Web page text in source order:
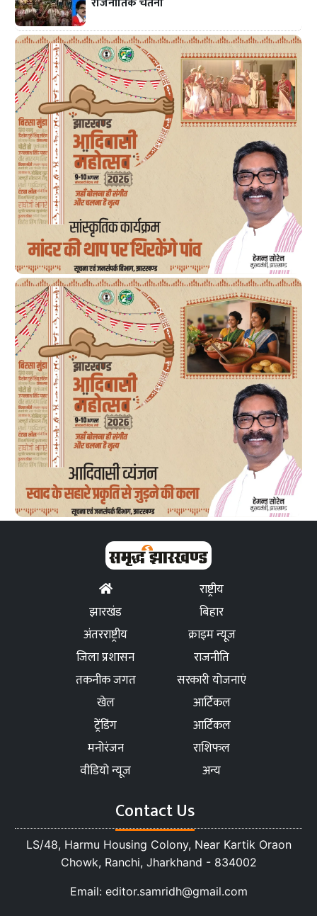
राष्ट्रीय
झारखंड
बिहार
अंतरराष्ट्रीय
क्राइम न्यूज
जिला प्रशासन
राजनीति
तकनीक जगत
सरकारी योजनाएं
खेल
आर्टिकल
ट्रेंडिंग
आर्टिकल
मनोरंजन
राशिफल
वीडियो न्यूज
अन्य
Contact Us
LS/48, Harmu Housing Colony, Near Kartik Oraon
Chowk, Ranchi, Jharkhand - 834002
Email: editor.samridh@gmail.com